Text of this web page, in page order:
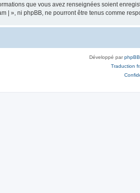
que vous avez renseignées soient
| », ni phpBB, ne pourront être tenus comme
Développé parphpBB
Traduction